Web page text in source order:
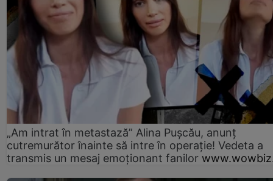
„Am intrat în metastază” Alina Pușcău, anunț
cutremurător înainte să intre în operație! Vedeta a
transmis un mesaj emoționant fanilor